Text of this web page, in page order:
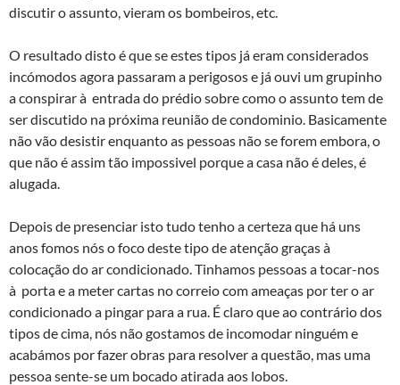
discutir o assunto, vieram os bombeiros, etc.
O resultado disto é que se estes tipos já eram considerados
incómodos agora passaram a perigosos e já ouvi um grupinho
a conspirar à entrada do prédio sobre como o assunto tem de
ser discutido na próxima reunião de condominio. Basicamente
não vão desistir enquanto as pessoas não se forem embora, o
que não é assim tão impossivel porque a casa não é deles, é
alugada.
Depois de presenciar isto tudo tenho a certeza que há uns
anos fomos nós o foco deste tipo de atenção graças à
colocação do ar condicionado. Tinhamos pessoas a tocar-nos
à porta e a meter cartas no correio com ameaças por ter o ar
condicionado a pingar para a rua. É claro que ao contrário dos
tipos de cima, nós não gostamos de incomodar ninguém e
acabámos por fazer obras para resolver a questão, mas uma
pessoa sente-se um bocado atirada aos lobos.